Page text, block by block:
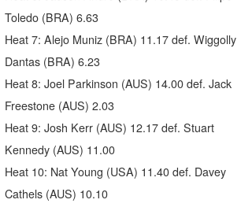
Toledo (BRA) 6.63
Heat 7: Alejo Muniz (BRA) 11.17 def. Wiggolly
Dantas (BRA) 6.23
Heat 8: Joel Parkinson (AUS) 14.00 def. Jack
Freestone (AUS) 2.03
Heat 9: Josh Kerr (AUS) 12.17 def. Stuart
Kennedy (AUS) 11.00
Heat 10: Nat Young (USA) 11.40 def. Davey
Cathels (AUS) 10.10